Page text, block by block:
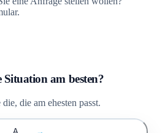
am besten?
die am ehesten passt.